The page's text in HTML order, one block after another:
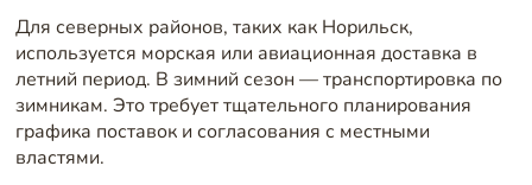
Для северных районов, таких как Норильск,
используется морская или авиационная доставка в
летний период. В зимний сезон — транспортировка по
зимникам. Это требует тщательного планирования
графика поставок и согласования с местными
властями.